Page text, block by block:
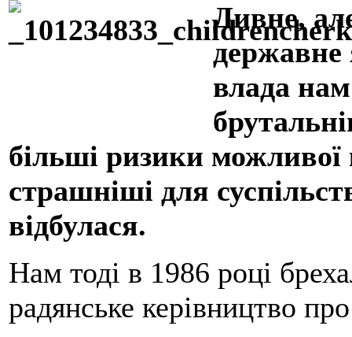
Дивне,
державне
влада
більші ризики
страшніші для
відбулася.
Нам тоді в 1986 році
радянське керівництво